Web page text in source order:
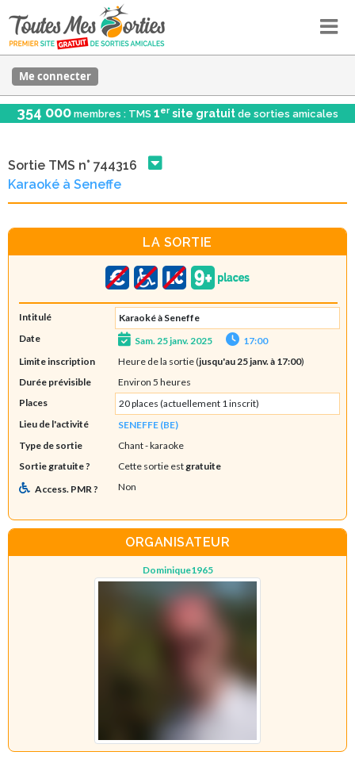
Me connecter
354 000 membres : TMS 1er site gratuit de sorties amicales
Sortie TMS n° 744316
Karaoké à Seneffe
LA SORTIE
Intitulé
Karaoké à Seneffe
Date
Sam. 25 janv. 2025
17:00
Limite inscription
Heure de la sortie (jusqu'au 25 janv. à 17:00)
Durée prévisible
Environ 5 heures
Places
20 places (actuellement 1 inscrit)
Lieu de l'activité
SENEFFE (BE)
Type de sortie
Chant - karaoke
Sortie gratuite ?
Cette sortie est gratuite
Access. PMR ?
Non
ORGANISATEUR
Dominique1965